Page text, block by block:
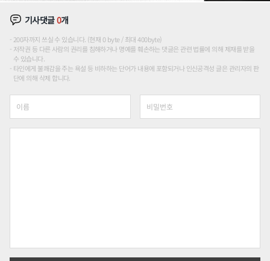
기사댓글0개
200자까지 쓰실 수 있습니다. (현재 0 byte / 최대 400byte)
저작권 등 다른 사람의 권리를 침해하거나 명예를 훼손하는 댓글은 관련 법률에 의해 제재를 받을
수 있습니다.
타인에게 불쾌감을 주는 욕설 등 비하하는 단어가 내용에 포함되거나 인신공격성 글은 관리자의 판
단에 의해 삭제 합니다.